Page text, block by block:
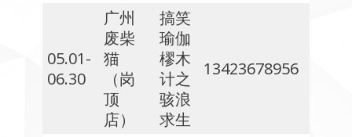
05.01-
06.30
广州
废柴
猫
（岗
顶
店）
搞笑
瑜伽
樛木
计之
骇浪
求生
13423678956